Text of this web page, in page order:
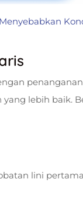
lebih baik.
lini